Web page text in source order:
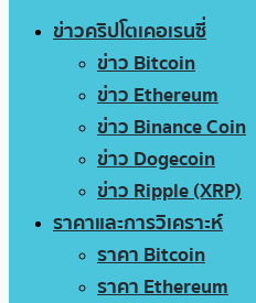
ข่าวคริปโตเคอเรนซี่
ข่าว Bitcoin
ข่าว Ethereum
ข่าว Binance Coin
ข่าว Dogecoin
ข่าว Ripple (XRP)
ราคาและการวิเคราะห์
ราคา Bitcoin
ราคา Ethereum